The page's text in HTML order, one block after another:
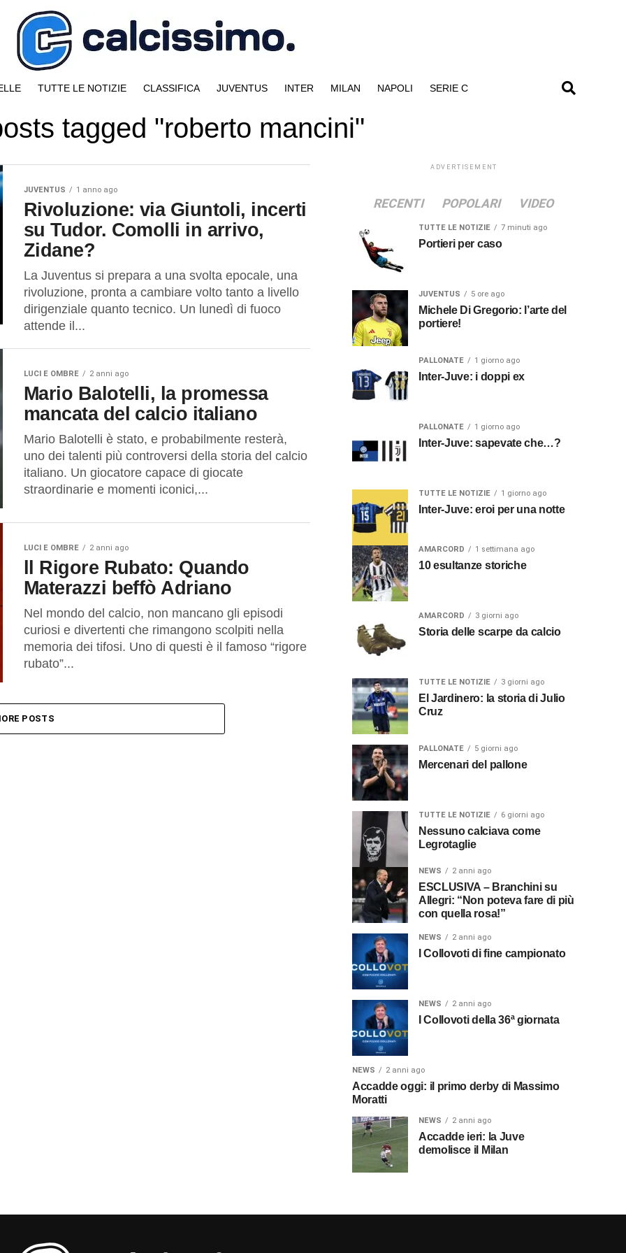
TUTTE LE NOTIZIE CLASSIFICA JUVENTUS INTER MILAN NAPOLI SERIE C
tagged "roberto mancini"
JUVENTUS 1 anno ago
Rivoluzione: via Giuntoli, incerti
su Tudor. Comolli in arrivo,
Zidane?
La Juventus si prepara a una svolta epocale, una
rivoluzione, pronta a cambiare volto tanto a livello
dirigenziale quanto tecnico. Un lunedì di fuoco
attende il...
LUCI E OMBRE 2 anni ago
Mario Balotelli, la promessa
mancata del calcio italiano
Mario Balotelli è stato, e probabilmente resterà,
uno dei talenti più controversi della storia del calcio
italiano. Un giocatore capace di giocate
straordinarie e momenti iconici,...
LUCI E OMBRE 2 anni ago
ll Rigore Rubato: Quando
Materazzi beffò Adriano
Nel mondo del calcio, non mancano gli episodi
curiosi e divertenti che rimangono scolpiti nella
memoria dei tifosi. Uno di questi è il famoso “rigore
rubato”...
POSTS
ADVERTISEMENT
RECENTI POPOLARI VIDEO
TUTTE LE NOTIZIE 7 minuti ago
Portieri per caso
JUVENTUS 5 ore ago
Michele Di Gregorio: l’arte del
portiere!
PALLONATE 1 giorno ago
Inter-Juve: i doppi ex
PALLONATE 1 giorno ago
Inter-Juve: sapevate che…?
TUTTE LE NOTIZIE 1 giorno ago
Inter-Juve: eroi per una notte
AMARCORD 1 settimana ago
10 esultanze storiche
AMARCORD 3 giorni ago
Storia delle scarpe da calcio
TUTTE LE NOTIZIE 3 giorni ago
El Jardinero: la storia di Julio
Cruz
PALLONATE 5 giorni ago
Mercenari del pallone
TUTTE LE NOTIZIE 6 giorni ago
Nessuno calciava come
Legrotaglie
NEWS 2 anni ago
ESCLUSIVA – Branchini su
Allegri: “Non poteva fare di più
con quella rosa!”
NEWS 2 anni ago
I Collovoti di fine campionato
NEWS 2 anni ago
I Collovoti della 36ª giornata
NEWS 2 anni ago
Accadde oggi: il primo derby di Massimo
Moratti
NEWS 2 anni ago
Accadde ieri: la Juve
demolisce il Milan